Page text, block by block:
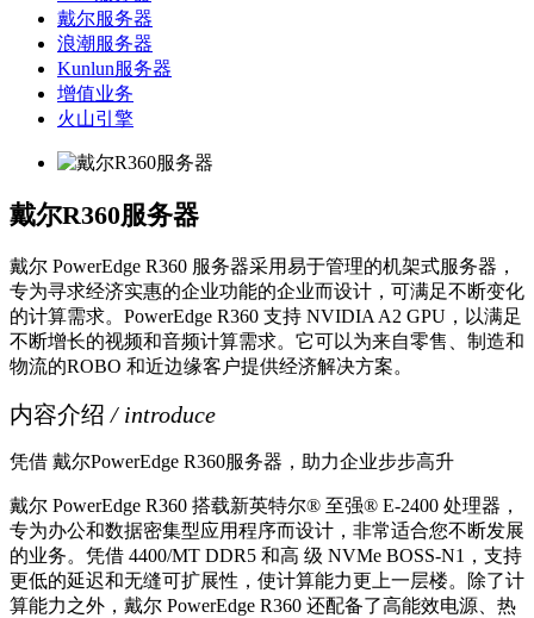
戴尔服务器
浪潮服务器
Kunlun服务器
增值业务
火山引擎
戴尔R360服务器
戴尔 PowerEdge R360 服务器采用易于管理的机架式服务器，
专为寻求经济实惠的企业功能的企业而设计，可满足不断变化
的计算需求。PowerEdge R360 支持 NVIDIA A2 GPU，以满足
不断增长的视频和音频计算需求。它可以为来自零售、制造和
物流的ROBO 和近边缘客户提供经济解决方案。
内容介绍 / introduce
凭借 戴尔PowerEdge R360服务器，助力企业步步高升
戴尔 PowerEdge R360 搭载新英特尔® 至强® E-2400 处理器，
专为办公和数据密集型应用程序而设计，非常适合您不断发展
的业务。凭借 4400/MT DDR5 和高 级 NVMe BOSS-N1，支持
更低的延迟和无缝可扩展性，使计算能力更上一层楼。除了计
算能力之外，戴尔 PowerEdge R360 还配备了高能效电源、热